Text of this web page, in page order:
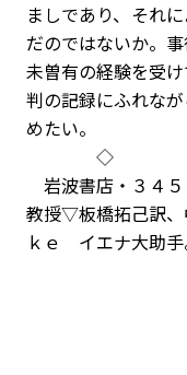
ましであり、それ
だのではないか。
未曽有の経験を受
判の記録にふれな
めたい。
◇
岩波書店・３４
教授▽板橋拓己訳、
ｋｅ イエナ大助手